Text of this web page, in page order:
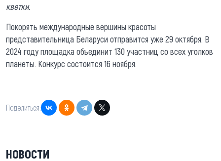
кветки.
Покорять международные вершины красоты
представительница Беларуси отправится уже 29 октября. В
2024 году площадка объединит 130 участниц со всех уголков
планеты. Конкурс состоится 16 ноября.
Поделиться:
НОВОСТИ